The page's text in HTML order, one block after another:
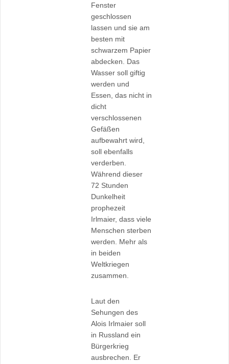
Fenster
geschlossen
lassen und sie am
besten mit
schwarzem Papier
abdecken. Das
Wasser soll giftig
werden und
Essen, das nicht in
dicht
verschlossenen
Gefäßen
aufbewahrt wird,
soll ebenfalls
verderben.
Während dieser
72 Stunden
Dunkelheit
prophezeit
Irlmaier, dass viele
Menschen sterben
werden. Mehr als
in beiden
Weltkriegen
zusammen.
Laut den
Sehungen des
Alois Irlmaier soll
in Russland ein
Bürgerkrieg
ausbrechen. Er